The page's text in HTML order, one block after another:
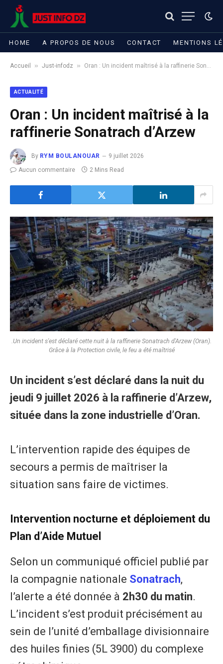
HOME A PROPOS DE NOUS CONTACT MENTIONS
Accueil » Just-infodz » Oran : Un incident maîtrisé à la raffinerie Sonatrach d’Arzew
ACTUALITÉ
Oran : Un incident maîtrisé à la
raffinerie Sonatrach d’Arzew
By RYM BOULANOUAR
9 juillet 2026
Aucun commentaire
2 Mins Read
.Un incident s'est déclaré cette nuit à la raffinerie Sonatrach d'Arzew (Oran).
Grâce à la Protection civile, le feu a été maîtrisé
Un incident s’est déclaré dans la nuit du
jeudi 9 juillet 2026 à la raffinerie d’Arzew,
située dans la zone industrielle d’Oran.
L’intervention rapide des équipes de
secours a permis de maîtriser la
situation sans faire de victimes.
​Intervention nocturne et déploiement du
Plan d’Aide Mutuel
​Selon un communiqué officiel publié par
la compagnie nationale Sonatrach,
l’alerte a été donnée à 2h30 du matin.
L’incident s’est produit précisément au
sein de l’unité d’emballage divisionnaire
des huiles finies (5L 3900) du complexe